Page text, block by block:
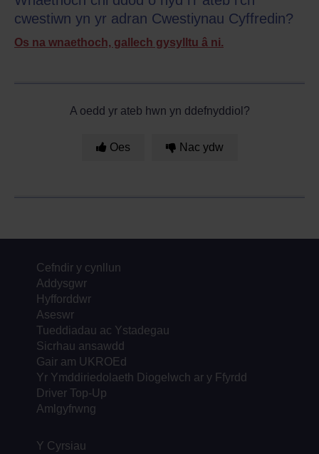
cwestiwn yn yr adran Cwestiynau Cyffredin?
Os na wnaethoch, gallech gysylltu â ni.
A oedd yr ateb hwn yn ddefnyddiol?
Oes Nac ydw
Cefndir y cynllun
Addysgwr
Hyfforddwr
Aseswr
Tueddiadau ac Ystadegau
Sicrhau ansawdd
Gair am UKROEd
Yr Ymddiriedolaeth Diogelwch ar y Ffyrdd
Driver Top-Up
Amlgyfrwng
Y Cyrsiau